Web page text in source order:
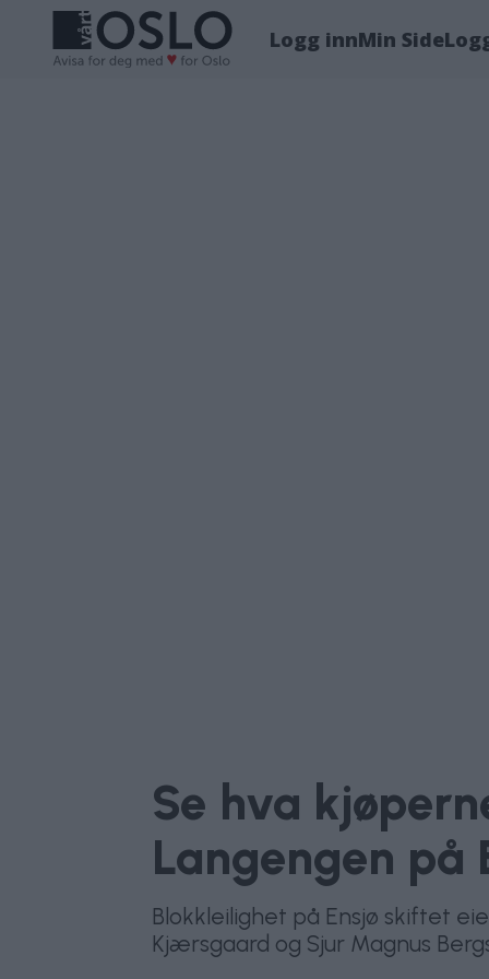
Logg innMin Side
Se hva
Langengen på
Blokkleilighet på Ensjø skiftet
Kjærsgaard og Sjur Magnus